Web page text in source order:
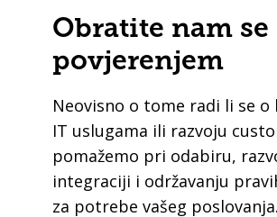
Obratite nam se
povjerenjem
Neovisno o tome radi li se o
IT uslugama ili razvoju
pomažemo pri odabiru,
integraciji i održavanju
za potrebe vašeg poslovanja.